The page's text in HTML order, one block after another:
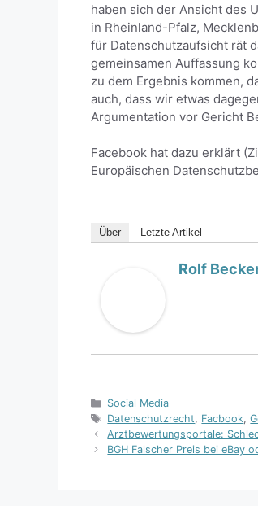
haben sich der Ansicht des
in Rheinland-Pfalz,
für Datenschutzaufsicht rät
gemeinsamen Auffassung
zu dem Ergebnis kommen,
auch, dass wir etwas
Argumentation vor Gericht
Facebook hat dazu erklärt
Europäischen
Über Letzte Artikel
Rolf
Kategorien
Social Media
Schlagwörter
Datenschutzrecht, Facbook,
Arztbewertungsportale:
BGH Falscher Preis bei eBay